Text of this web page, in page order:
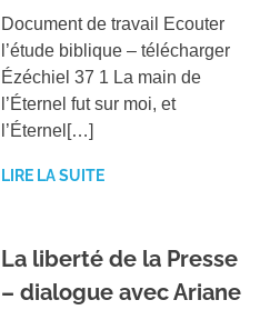
Document de travail Ecouter
l’étude biblique – télécharger
Ézéchiel 37 1 La main de
l’Éternel fut sur moi, et
l’Éternel[…]
LIRE LA SUITE
La liberté de la Presse
– dialogue avec Ariane